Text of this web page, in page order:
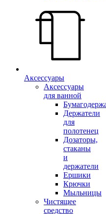
Аксессуары
Аксессуары
для ванной
Держатели
для
полотенец
Дозаторы,
стаканы
и
держатели
Ершики
Крючки
Мыльницы
Чистящее
средство